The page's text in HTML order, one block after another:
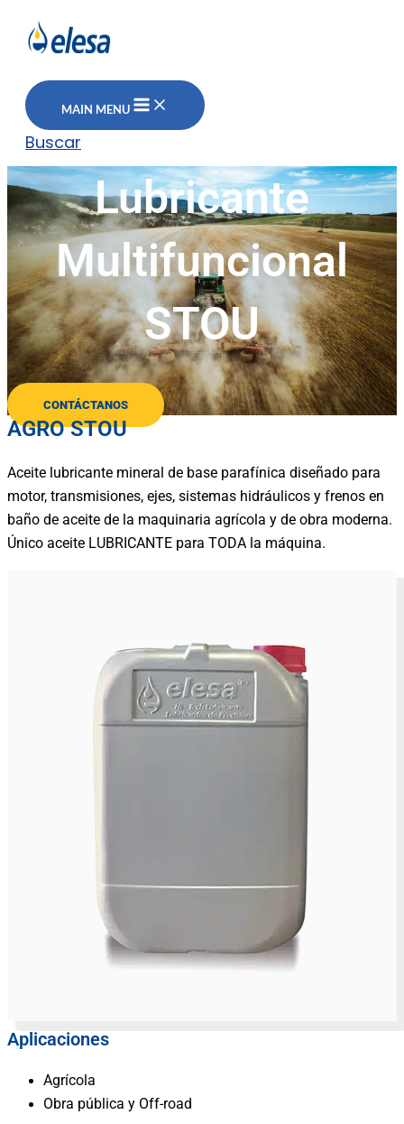
MAIN MENU
Buscar
Lubricante
Multifuncional
STOU
CONTÁCTANOS
AGRO STOU
Aceite lubricante mineral de base parafínica diseñado para
motor, transmisiones, ejes, sistemas hidráulicos y frenos en
baño de aceite de la maquinaria agrícola y de obra moderna.
Único aceite LUBRICANTE para TODA la máquina.
Aplicaciones
Agrícola
Obra pública y Off-road